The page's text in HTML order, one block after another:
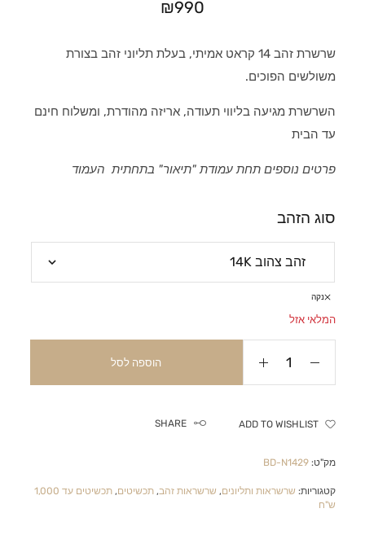
₪990
שרשרת זהב 14 קראט אמיתי, בעלת תליוני זהב בצורת
משולשים הפוכים.
השרשרת מגיעה בליווי תעודה, אריזה מהודרת, ומשלוח חינם
עד הבית
פרטים נוספים תחת עמודת "תיאור" בתחתית העמוד
סוג הזהב
נקה
המלאי אזל
הוספה לסל
ADD TO WISHLIST
SHARE
מק"ט:BD-N1429
קטגוריות: שרשראות ותליונים, שרשראות זהב,תכשיטים,
תכשיטים עד 1,000
ש"ח